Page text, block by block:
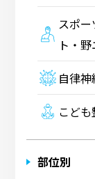
スポ
ト・
自律
こど
部位別